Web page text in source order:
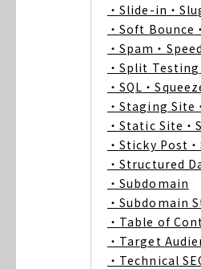
・Slide-in ・
・Soft Bounce
・Spam ・
・Split Testing
・SQL ・
・Staging Site
・Static Site
・Sticky Post
・Structured
・Subdomain
・Subdomain
・Table of
・Target
・Technical